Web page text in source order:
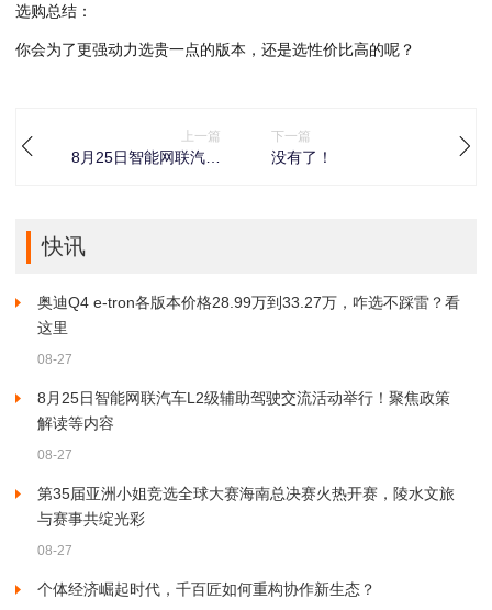
选购总结：
你会为了更强动力选贵一点的版本，还是选性价比高的呢？
上一篇
8月25日智能网联汽车
下一篇
没有了！
快讯
奥迪Q4 e-tron各版本价格28.99万到33.27万，咋选不踩雷？看
这里
08-27
8月25日智能网联汽车L2级辅助驾驶交流活动举行！聚焦政策
解读等内容
08-27
第35届亚洲小姐竞选全球大赛海南总决赛火热开赛，陵水文旅
与赛事共绽光彩
08-27
个体经济崛起时代，千百匠如何重构协作新生态？